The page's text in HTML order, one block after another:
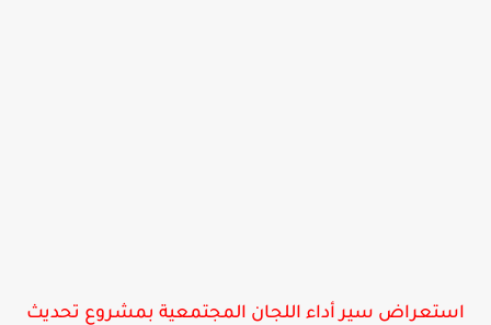
استعراض سير أداء اللجان المجتمعية بمشروع تحديث